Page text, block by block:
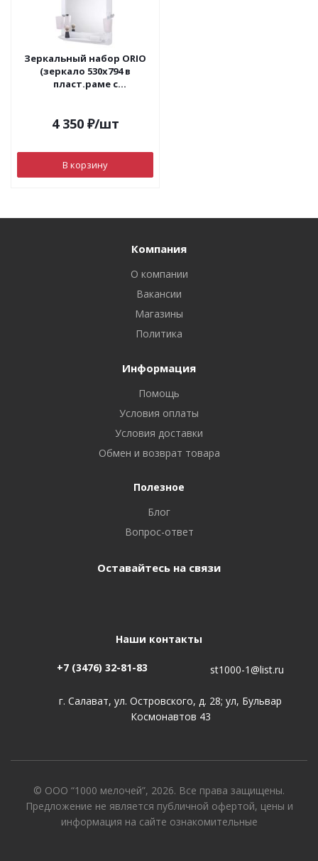
Зеркальный набор ORIO
(зеркало 530х794 в
пласт.раме с
4 350₽/шт
В корзину
Компания
О компании
Вакансии
Магазины
Политика
Информация
Помощь
Условия оплаты
Условия доставки
Обмен и возврат товара
Полезное
Блог
Вопрос-ответ
Оставайтесь на связи
Наши контакты
+7 (3476) 32-81-83 st1000-1@list.ru
г. Салават, ул. Островского, д. 28; ул, Бульвар
Космонавтов 43
© ООО “1000 мелочей”, 2026. Все права защищены.
Предложение не является публичной офертой, цены и
информация на сайте ознакомительные